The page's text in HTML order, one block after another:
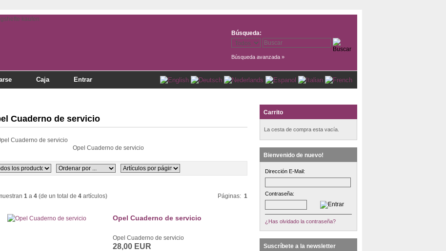
Búsqueda:
Búsqueda avanzada »
Caja Entrar
Cuaderno de servicio
Opel Cuaderno de servicio
1 a 4 (de un total de 4 artículos) Páginas: 1
Opel Cuaderno de servicio
Opel Cuaderno de servicio
28,00 EUR
Carrito
La cesta de compra esta vacía.
Bienvenido de nuevo!
Dirección E-Mail:
Contraseña:
¿Has olvidado la contraseña?
Suscríbete a la newsletter